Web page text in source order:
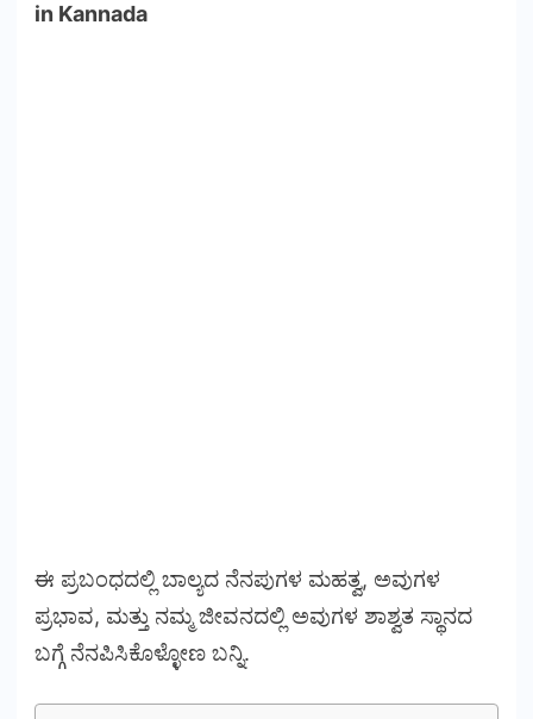
in Kannada
ಈ ಪ್ರಬಂಧದಲ್ಲಿ ಬಾಲ್ಯದ ನೆನಪುಗಳ ಮಹತ್ವ, ಅವುಗಳ
ಪ್ರಭಾವ, ಮತ್ತು ನಮ್ಮ ಜೀವನದಲ್ಲಿ ಅವುಗಳ ಶಾಶ್ವತ ಸ್ಥಾನದ
ಬಗ್ಗೆ ನೆನಪಿಸಿಕೊಳ್ಳೋಣ ಬನ್ನಿ.